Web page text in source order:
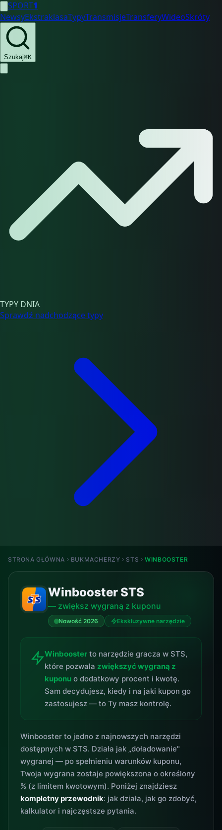
SPORT1
NewsyEkstraklasaTypyTransmisjeTransferyWideoSkróty
Szukaj⌘K
TYPY DNIA
Sprawdź nadchodzące typy
STRONA GŁÓWNA BUKMACHERZY STS WINBOOSTER
Winbooster STS
— zwiększ wygraną z kuponu
Nowość 2026 Ekskluzywne narzędzie
Winbooster to narzędzie gracza w STS,
które pozwala zwiększyć wygraną z
kuponu o dodatkowy procent i kwotę.
Sam decydujesz, kiedy i na jaki kupon go
zastosujesz — to Ty masz kontrolę.
Winbooster to jedno z najnowszych narzędzi
dostępnych w STS. Działa jak „doładowanie"
wygranej — po spełnieniu warunków kuponu,
Twoja wygrana zostaje powiększona o określony
% (z limitem kwotowym). Poniżej znajdziesz
kompletny przewodnik: jak działa, jak go zdobyć,
kalkulator i najczęstsze pytania.